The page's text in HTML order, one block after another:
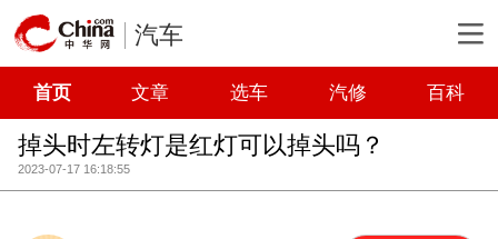
汽车
首页 文章 选车 汽修 百科
掉头时左转灯是红灯可以掉头吗？
2023-07-17 16:18:55